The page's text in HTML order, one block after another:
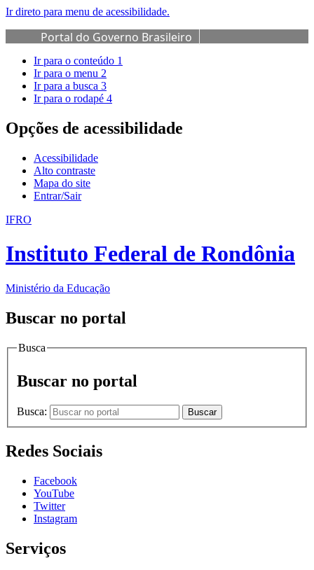
Ir direto para menu de acessibilidade.
Portal do Governo Brasileiro
Ir para o conteúdo 1
Ir para o menu 2
Ir para a busca 3
Ir para o rodapé 4
Opções de acessibilidade
Acessibilidade
Alto contraste
Mapa do site
Entrar/Sair
IFRO
Instituto Federal de Rondônia
Ministério da Educação
Buscar no portal
Busca
Buscar no portal
Busca: Buscar
Redes Sociais
Facebook
YouTube
Twitter
Instagram
Serviços